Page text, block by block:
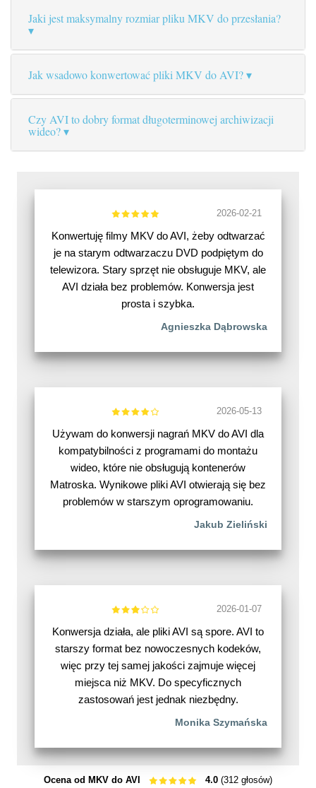
Jaki jest maksymalny rozmiar pliku MKV do przesłania?
Jak wsadowo konwertować pliki MKV do AVI?
Czy AVI to dobry format długoterminowej archiwizacji
wideo?
2026-02-21
Konwertuję filmy MKV do AVI, żeby odtwarzać
je na starym odtwarzaczu DVD podpiętym do
telewizora. Stary sprzęt nie obsługuje MKV, ale
AVI działa bez problemów. Konwersja jest
prosta i szybka.
Agnieszka Dąbrowska
2026-05-13
Używam do konwersji nagrań MKV do AVI dla
kompatybilności z programami do montażu
wideo, które nie obsługują kontenerów
Matroska. Wynikowe pliki AVI otwierają się bez
problemów w starszym oprogramowaniu.
Jakub Zieliński
2026-01-07
Konwersja działa, ale pliki AVI są spore. AVI to
starszy format bez nowoczesnych kodeków,
więc przy tej samej jakości zajmuje więcej
miejsca niż MKV. Do specyficznych
zastosowań jest jednak niezbędny.
Monika Szymańska
Ocena od MKV do AVI 4.0 (312 głosów)